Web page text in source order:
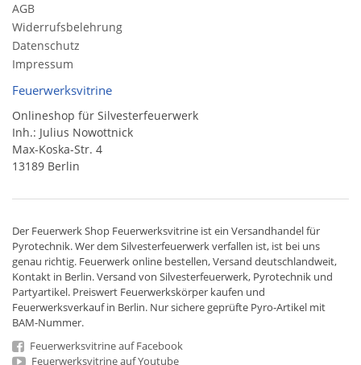
AGB
Widerrufsbelehrung
Datenschutz
Impressum
Feuerwerksvitrine
Onlineshop für Silvesterfeuerwerk
Inh.: Julius Nowottnick
Max-Koska-Str. 4
13189 Berlin
Der Feuerwerk Shop Feuerwerksvitrine ist ein Versandhandelfür
Pyrotechnik. Wer dem Silvesterfeuerwerk verfallen ist, ist bei uns
genau richtig. Feuerwerk online bestellen,Versand deutschlandweit,
Kontakt in Berlin. Versand von Silvesterfeuerwerk, Pyrotechnik und
Partyartikel. Preiswert Feuerwerkskörper kaufen und
Feuerwerksverkauf in Berlin. Nur sichere geprüfte Pyro-Artikel mit
BAM-Nummer.
Feuerwerksvitrine auf Facebook
Feuerwerksvitrine auf Youtube